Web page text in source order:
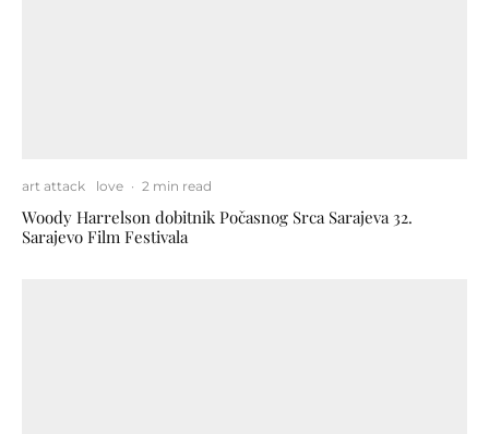
art attack love · 2 min read
Woody Harrelson dobitnik Počasnog Srca Sarajeva 32.
Sarajevo Film Festivala